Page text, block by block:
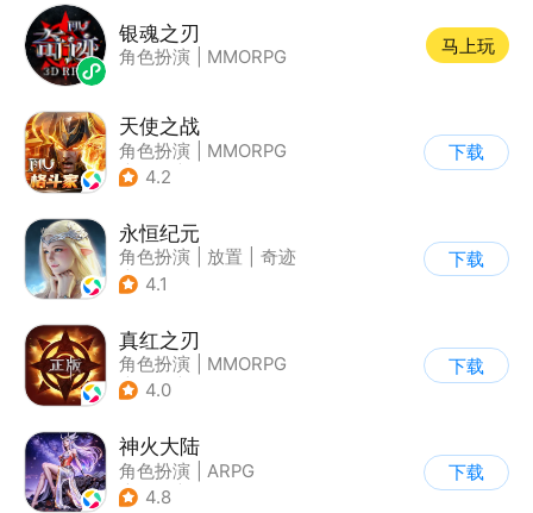
银魂之刃
角色扮演 MMORPG
马上玩
天使之战
角色扮演
MMORPG
| 奇迹
4.2
下载
永恒纪元
角色扮演 放置
奇迹
| 奇迹MU
4.1
下载
真红之刃
角色扮演
MMORPG
| 魔法
4.0
下载
神火大陆
角色扮演
ARPG
| 奇幻
4.8
下载